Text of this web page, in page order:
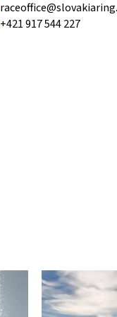
+421 917 544 227